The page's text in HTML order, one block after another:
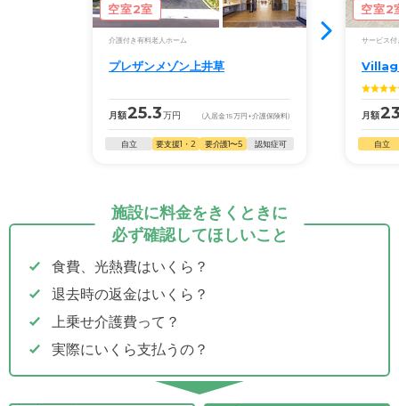
空室2室
介護付き有料老人ホーム
プレザンメゾン上井草
月額25.3万円 (入居金15万円 +介護保険料)
自立 要支援1・2 要介護1〜5 認知症可
空室2
サービス付
月額
自立
施設に料金をきくときに
必ず確認してほしいこと
食費、光熱費はいくら？
退去時の返金はいくら？
上乗せ介護費って？
実際にいくら支払うの？